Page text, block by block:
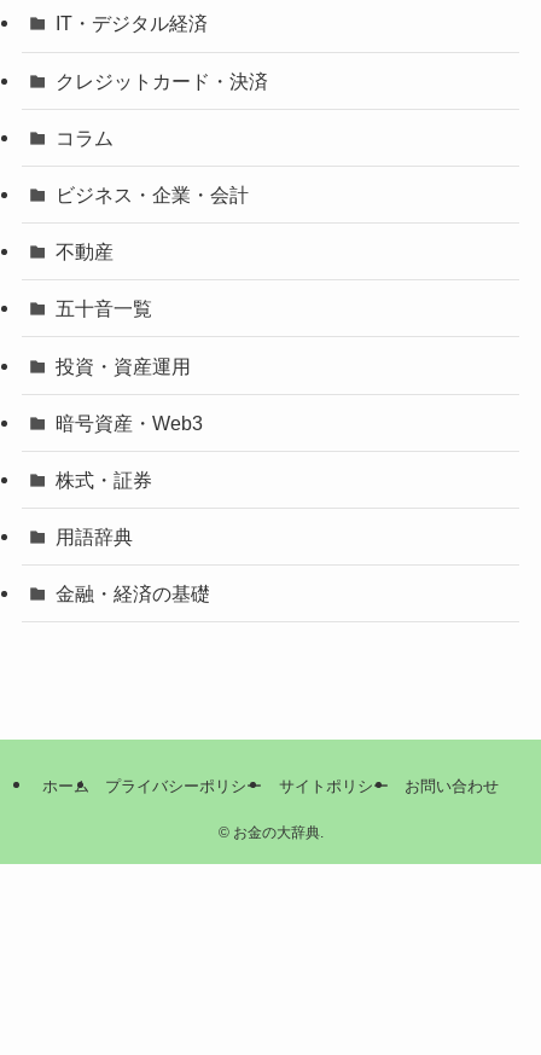
IT・デジタル経済
クレジットカード・決済
コラム
ビジネス・企業・会計
不動産
五十音一覧
投資・資産運用
暗号資産・Web3
株式・証券
用語辞典
金融・経済の基礎
ホーム プライバシーポリシー サイトポリシー お問い合わせ
©お金の大辞典.